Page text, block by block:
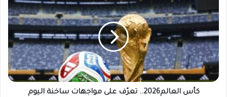
العالم2026..
تعرّف
مواجهات
ساخنة
اليوم
والقنوات
الناقلة
كأس العالم2026.. تعرّف على مواجهات ساخنة اليوم